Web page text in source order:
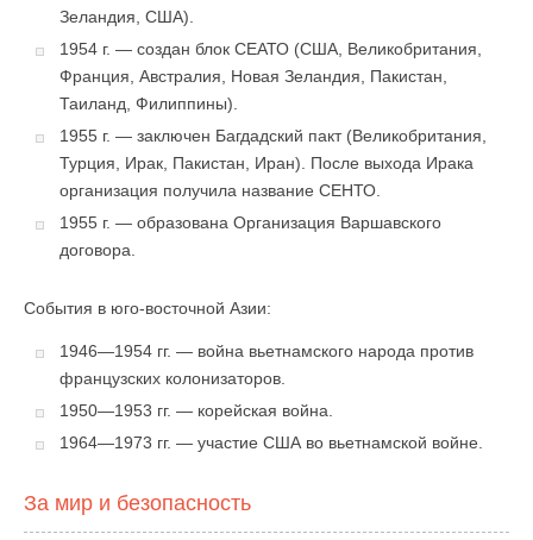
Зеландия, США).
1954 г. — создан блок СЕАТО (США, Великобритания,
Франция, Австралия, Новая Зеландия, Пакистан,
Таиланд, Филиппины).
1955 г. — заключен Багдадский пакт (Великобрита­ния,
Турция, Ирак, Пакистан, Иран). После выхода Ирака
организация получила название СЕНТО.
1955 г. — образована Организация Варшавского
договора.
События в юго-восточной Азии:
1946—1954 гг. — война вьетнамского народа против
французских колонизаторов.
1950—1953 гг. — корейская война.
1964—1973 гг. — участие США во вьетнамской войне.
За мир и безопасность